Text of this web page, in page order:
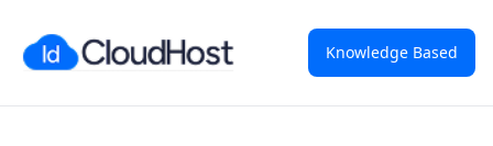
Knowledge Based